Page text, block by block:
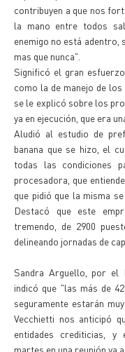
contribuyen a que nos
la mano entre todos
enemigo no está adentro,
mas que nunca".
Significó el gran
como la de manejo de
se le explicó sobre los
ya en ejecución, que era
Aludió al estudio de
banana que se hizo, el
todas las condiciones
procesadora, que
que pidió que la misma
Destacó que este
tremendo, de 2900
delineando jornadas de
Sandra Arguello, por el
indicó que "las más de
seguramente estarán
Vecchietti nos anticipó
entidades crediticias,
martes en una reunión ya